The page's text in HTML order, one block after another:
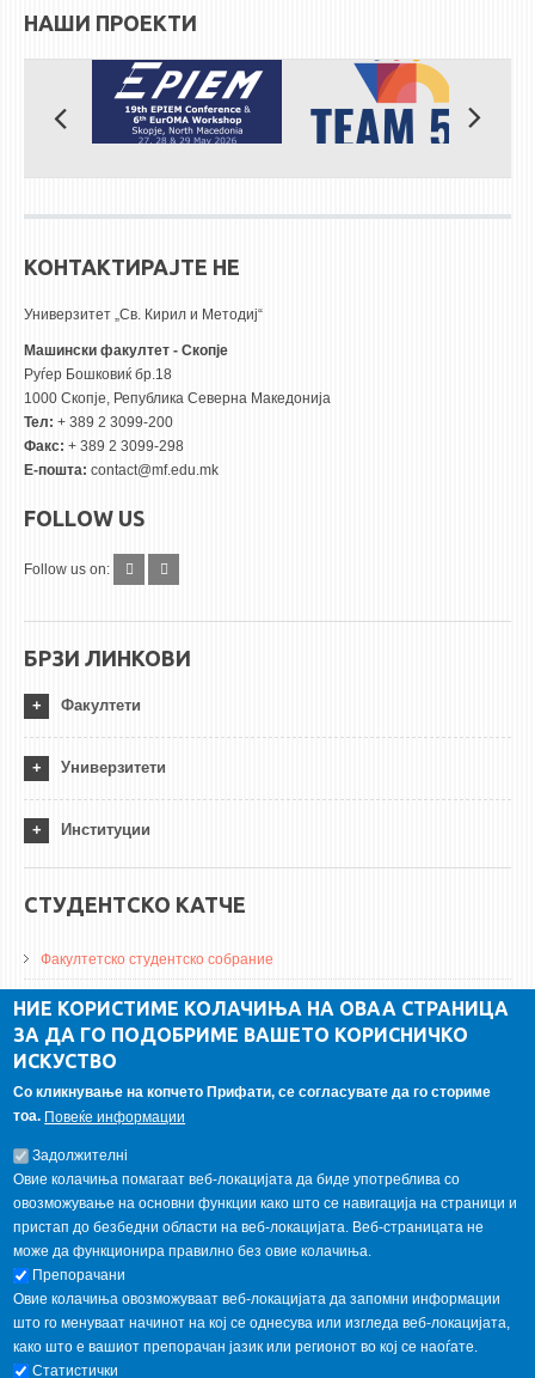
НАШИ ПРОЕКТИ
КОНТАКТИРАЈТЕ НЕ
Универзитет „Св. Кирил и Методиј“
Машински факултет - Скопје
Руѓер Бошковиќ бр.18
1000 Скопје, Република Северна Македонија
Тел: + 389 2 3099-200
Факс: + 389 2 3099-298
Е-пошта: contact@mf.edu.mk
FOLLOW US
Follow us on:
БРЗИ ЛИНКОВИ
Факултети
Универзитети
Институции
СТУДЕНТСКО КАТЧЕ
Факултетско студентско собрание
ДА Винчи магазин
Алумни асоцијација
ГАЛЕРИЈА
НИЕ КОРИСТИМЕ КОЛАЧИЊА НА ОВАА СТРАНИЦА
ЗА ДА ГО ПОДОБРИМЕ ВАШЕТО КОРИСНИЧКО
ИСКУСТВО
Со кликнување на копчето Прифати, се согласувате да го сториме
тоа. Повеќе информации
Задолжителнi
Овие колачиња помагаат веб-локацијата да биде употреблива со
овозможување на основни функции како што се навигација на страници и
пристап до безбедни области на веб-локацијата. Веб-страницата не
може да функционира правилно без овие колачиња.
Препорачани
Овие колачиња овозможуваат веб-локацијата да запомни информации
што го менуваат начинот на кој се однесува или изгледа веб-локацијата,
како што е вашиот препорачан јазик или регионот во кој се наоѓате.
Статистички